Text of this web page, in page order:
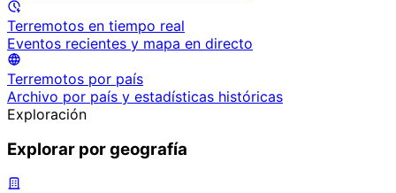
Terremotos en tiempo real
Eventos recientes y mapa en directo
Terremotos por país
Archivo por país y estadísticas históricas
Exploración
Explorar por geografía